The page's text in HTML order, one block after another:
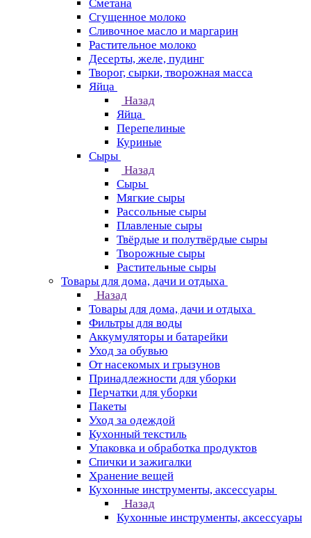
Сметана
Сгущенное молоко
Сливочное масло и маргарин
Растительное молоко
Десерты, желе, пудинг
Творог, сырки, творожная масса
Яйца
Назад
Яйца
Перепелиные
Куриные
Сыры
Назад
Сыры
Мягкие сыры
Рассольные сыры
Плавленые сыры
Твёрдые и полутвёрдые сыры
Творожные сыры
Растительные сыры
Товары для дома, дачи и отдыха
Назад
Товары для дома, дачи и отдыха
Фильтры для воды
Аккумуляторы и батарейки
Уход за обувью
От насекомых и грызунов
Принадлежности для уборки
Перчатки для уборки
Пакеты
Уход за одеждой
Кухонный текстиль
Упаковка и обработка продуктов
Спички и зажигалки
Хранение вещей
Кухонные инструменты, аксессуары
Назад
Кухонные инструменты, аксессуары